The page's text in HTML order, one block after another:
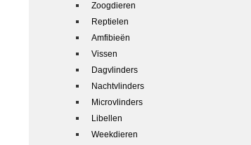
Zoogdieren
Reptielen
Amfibieën
Vissen
Dagvlinders
Nachtvlinders
Microvlinders
Libellen
Weekdieren